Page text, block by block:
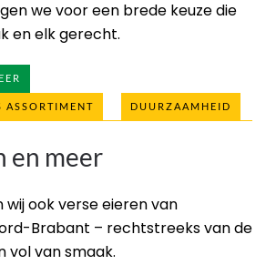
we voor een brede keuze die
en elk gerecht.
ASSORTIMENT DUURZAAMHEID
en meer
wij ookverse eierenvan
Brabant – rechtstreeks van de
vol van smaak.